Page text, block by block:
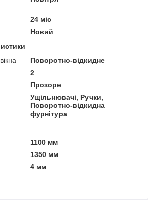
24 міс
Новий
Поворотно-відкидне
2
Прозоре
Ущільнювачі, Ручки,
Поворотно-відкидна
фурнітура
1100 мм
1350 мм
4 мм